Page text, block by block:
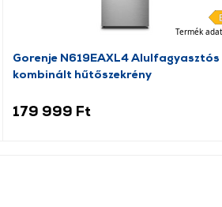
Termék
Gorenje N619EAXL4 Alulfagyasztós
kombinált hűtőszekrény
179 999 Ft